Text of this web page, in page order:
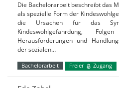
Die Bachelorarbeit beschreibt das
als spezielle Form der
die Ursachen für das
Kindeswohlgefährdung,
Herausforderungen und
der sozialen…
Bachelorarbeit Freier Zugang